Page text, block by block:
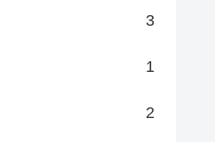
3
1
2